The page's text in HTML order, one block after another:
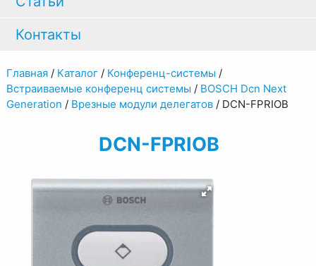
Контакты
Главная/ Каталог/ Конференц-системы /
Встраиваемые конференц системы / BOSCH Dcn Next
Generation / Врезные модули делегатов/ DCN-FPRIOB
DCN-FPRIOB